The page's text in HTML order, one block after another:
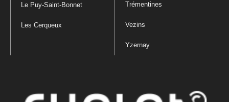
Le Puy-Saint-Bonnet
Les Cerqueux
Trémentines
Vezins
Yzernay